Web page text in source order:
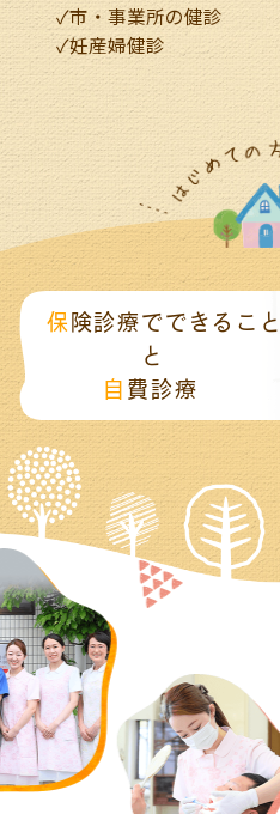
✓市・事業所の健診
✓妊産婦健診
保険診療でできること
と
自 費診療